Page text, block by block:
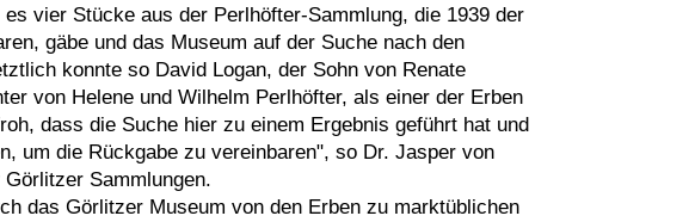
vier Stücke aus der Perlhöfter-Sammlung, die 1939 der
gäbe und das Museum auf der Suche nach den
konnte so David Logan, der Sohn von Renate
von Helene und Wilhelm Perlhöfter, als einer der Erben
dass die Suche hier zu einem Ergebnis geführt hat und
um die Rückgabe zu vereinbaren", so Dr. Jasper von
Sammlungen.
das Görlitzer Museum von den Erben zu marktüblichen